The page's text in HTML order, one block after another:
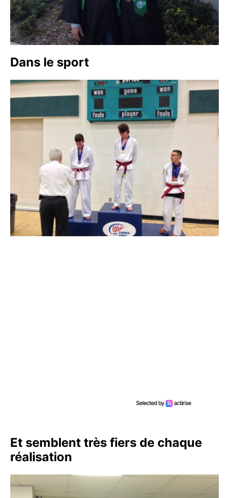
Dans le sport
Et semblent très fiers de chaque
réalisation